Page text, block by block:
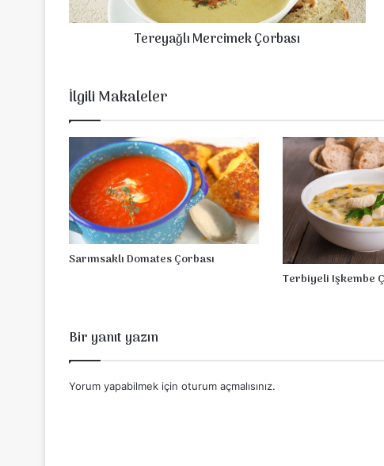
Tereyağlı Mercimek Çorbası
İlgili Makaleler
Sarımsaklı Domates Çorbası
Terbiyeli Işkembe
Bir yanıt yazın
Yorum yapabilmek için oturum açmalısınız.